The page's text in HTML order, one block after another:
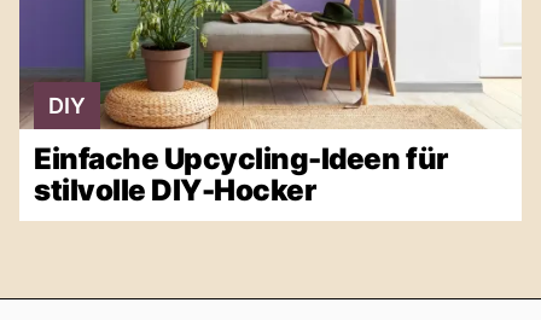
DIY
Einfache Upcycling-Ideen für
stilvolle DIY-Hocker